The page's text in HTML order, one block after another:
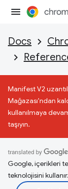
Docs
Manifest V2
Mağazası'ndan
kullanılmaya
taşıyın.
Google, içerikleri
teknolojisini